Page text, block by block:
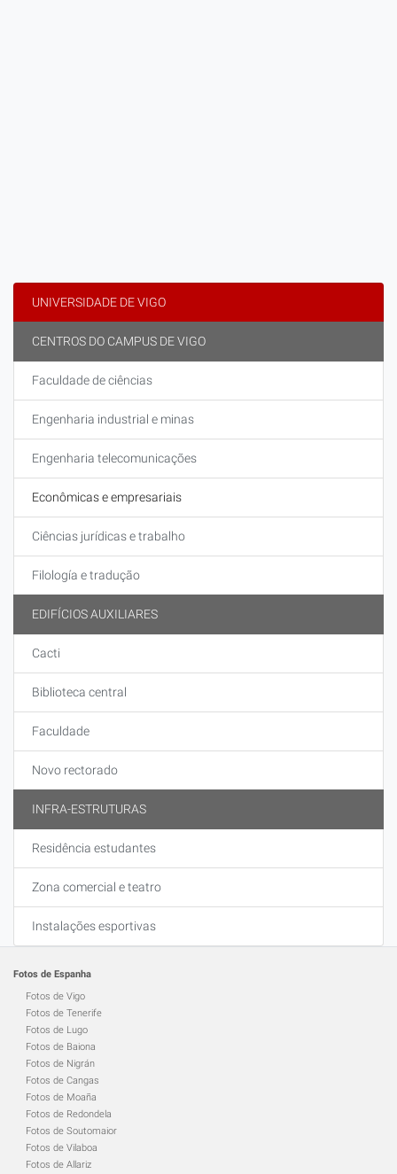
UNIVERSIDADE DE VIGO
CENTROS DO CAMPUS DE VIGO
Faculdade de ciências
Engenharia industrial e minas
Engenharia telecomunicações
Econômicas e empresariais
Ciências jurídicas e trabalho
Filología e tradução
EDIFÍCIOS AUXILIARES
Cacti
Biblioteca central
Faculdade
Novo rectorado
INFRA-ESTRUTURAS
Residência estudantes
Zona comercial e teatro
Instalações esportivas
Fotos de Espanha
Fotos de Vigo
Fotos de Tenerife
Fotos de Lugo
Fotos de Baiona
Fotos de Nigrán
Fotos de Cangas
Fotos de Moaña
Fotos de Redondela
Fotos de Soutomaior
Fotos de Vilaboa
Fotos de Allariz